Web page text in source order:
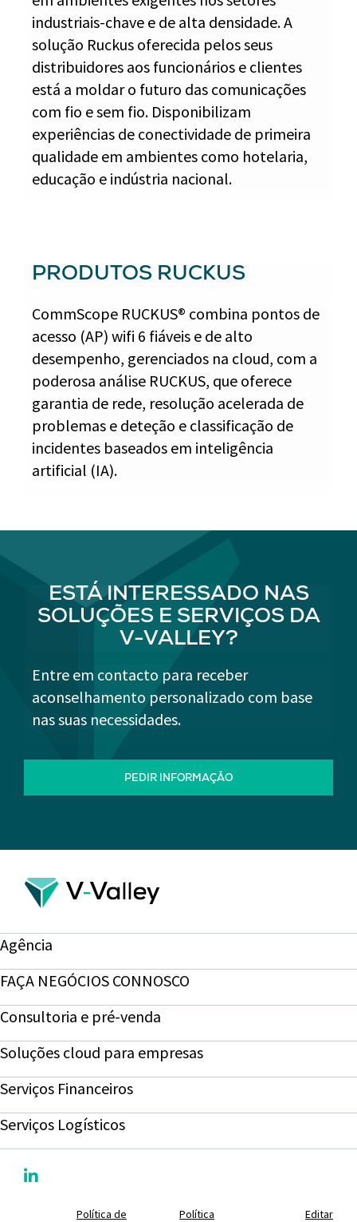
industriais-chave e de alta densidade. A
solução Ruckus oferecida pelos seus
distribuidores aos funcionários e clientes
está a moldar o futuro das comunicações
com fio e sem fio. Disponibilizam
experiências de conectividade de primeira
qualidade em ambientes como hotelaria,
educação e indústria nacional.
PRODUTOS RUCKUS
CommScope RUCKUS® combina pontos de
acesso (AP) wifi 6 fiáveis e de alto
desempenho, gerenciados na cloud, com a
poderosa análise RUCKUS, que oferece
garantia de rede, resolução acelerada de
problemas e deteção e classificação de
incidentes baseados em inteligência
artificial (IA).
ESTÁ INTERESSADO NAS
SOLUÇÕES E SERVIÇOS DA
V-VALLEY?
Entre em contacto para receber
aconselhamento personalizado com base
nas suas necessidades.
PEDIR INFORMAÇÃO
Agência
FAÇA NEGÓCIOS CONNOSCO
Consultoria e pré-venda
Soluções cloud para empresas
Serviços Financeiros
Serviços Logísticos
Política de Política Editar